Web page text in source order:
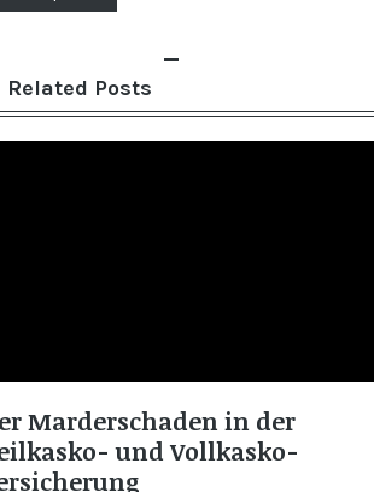
Related Posts
Marderschaden in der
und Vollkasko-